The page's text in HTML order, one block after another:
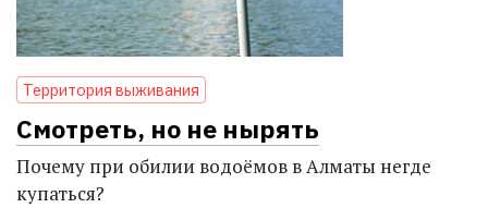
Территория выживания
Смотреть, но не нырять
Почему при обилии водоёмов в Алматы негде
купаться?